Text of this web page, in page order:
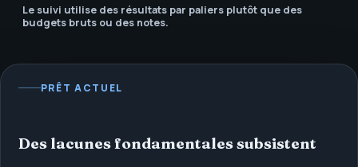
Le suivi utilise des résultats par paliers plutôt que des
budgets bruts ou des notes.
PRÊT ACTUEL
Des lacunes fondamentales subsistent